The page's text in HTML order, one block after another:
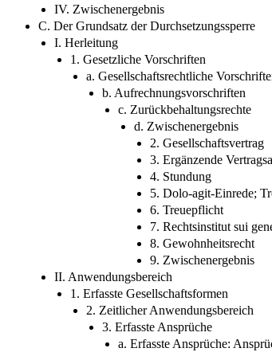
IV. Zwischenergebnis
C. Der Grundsatz der Durchsetzungssperre
I. Herleitung
1. Gesetzliche Vorschriften
a. Gesellschaftsrechtliche
b. Aufrechnungsvorschriften
c. Zurückbehaltungsrechte
d. Zwischenergebnis
2. Gesellschaftsvertrag
3. Ergänzende
4. Stundung
5. Dolo-agit-Einrede;
6. Treuepflicht
7. Rechtsinstitut sui
8. Gewohnheitsrecht
9. Zwischenergebnis
II. Anwendungsbereich
1. Erfasste Gesellschaftsformen
2. Zeitlicher Anwendungsbereich
3. Erfasste Ansprüche
a. Erfasste Ansprüche: